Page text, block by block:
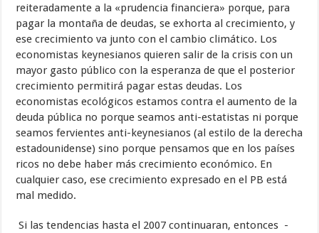
reiteradamente a la «prudencia financiera» porque, para
pagar la montaña de deudas, se exhorta al crecimiento, y
ese crecimiento va junto con el cambio climático. Los
economistas keynesianos quieren salir de la crisis con un
mayor gasto público con la esperanza de que el posterior
crecimiento permitirá pagar estas deudas. Los
economistas ecológicos estamos contra el aumento de la
deuda pública no porque seamos anti-estatistas ni porque
seamos fervientes anti-keynesianos (al estilo de la derecha
estadounidense) sino porque pensamos que en los países
ricos no debe haber más crecimiento económico. En
cualquier caso, ese crecimiento expresado en el PB está
mal medido.
Si las tendencias hasta el 2007 continuaran, entonces -